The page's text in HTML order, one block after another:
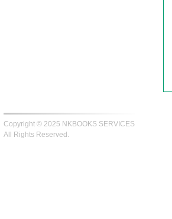
Copyright © 2025 NKBOOKS SERVICES
All Rights Reserved.